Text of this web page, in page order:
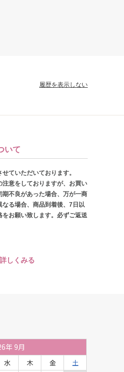
履歴を表示しない
いて
ていただいております。
注意をしておりますが、お買い
期不良があった場合、万が一商
なる場合、商品到着後、7日以
をお願い致します。必ずご返送
しくみる
年 9月
水 木 金 土